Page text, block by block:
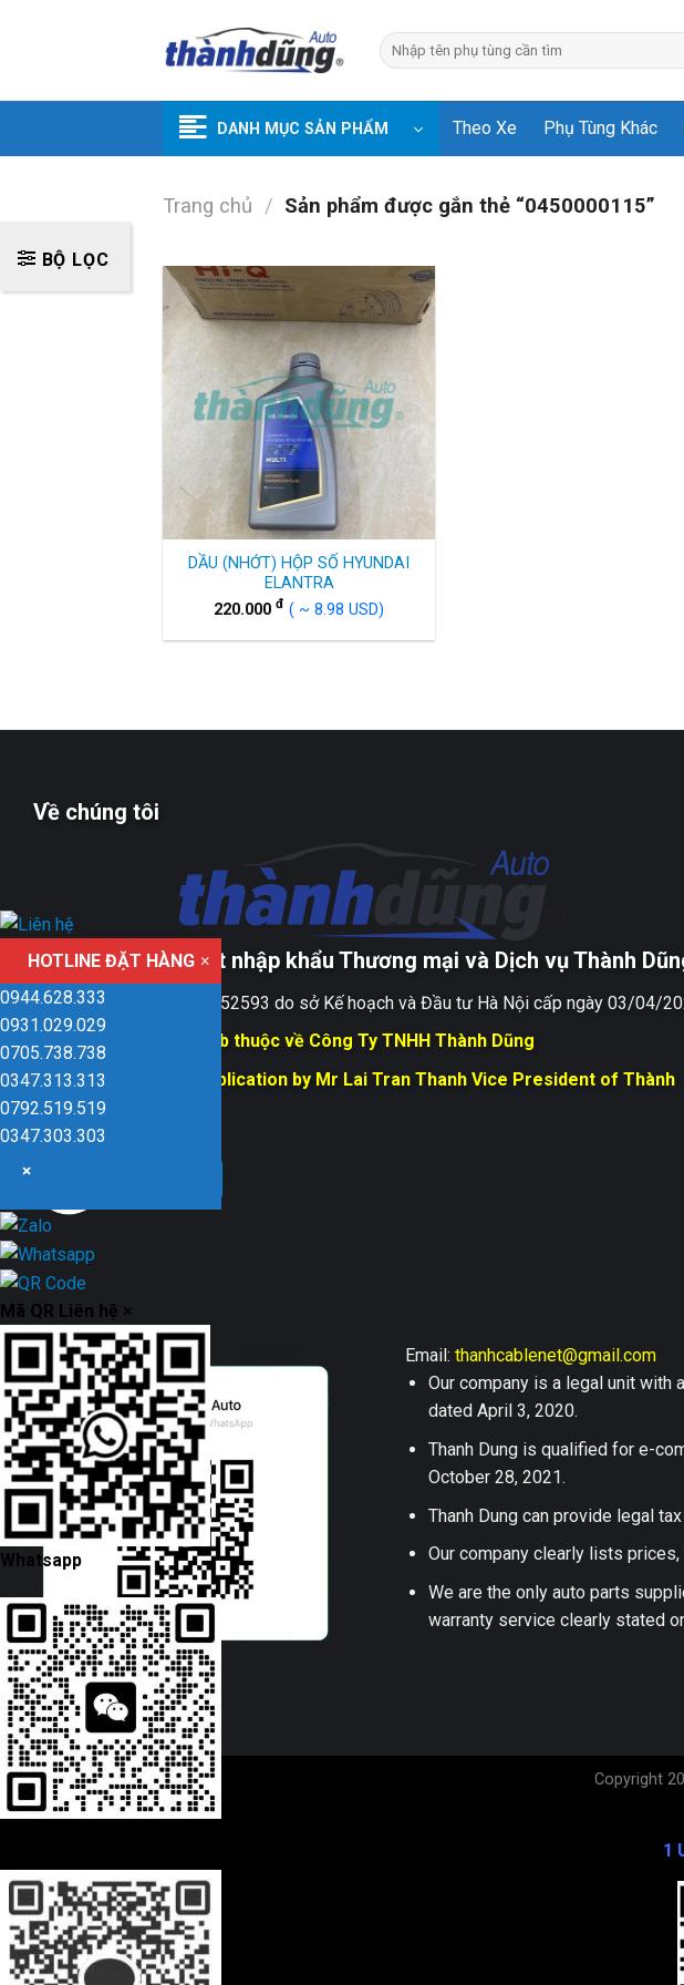
Tìm
kiếm:
DANH MỤC SẢN PHẨM Theo Xe Phụ Tùng Khác
Trang chủ / Sản phẩm được gắn thẻ “0450000115”
BỘ LỌC
DẦU (NHỚT) HỘP SỐ HYUNDAI
ELANTRA
220.000 đ ( ~ 8.98 USD)
Về chúng tôi
Công ty TNHH xuất nhập khẩu Thương mại và Dịch vụ Thành
Giấy ĐKKD số 0109152593 do sở Kế hoạch và Đầu tư Hà Nội cấp ngày 03/04/
Bản quyền trang web thuộc về Công Ty TNHH Thành Dũng
Responsible for Publication by Mr Lai Tran Thanh Vice President of Thành
Dũng company
Email: thanhcablenet@gmail.com
Our company is a legal unit
dated April 3, 2020.
Thanh Dung is qualified for e-
October 28, 2021.
Thanh Dung can provide legal
Our company clearly lists
We are the only auto parts
warranty service clearly stated
Copyright
HOTLINE ĐẶT HÀNG ×
0944.628.333
0931.029.029
0705.738.738
0347.313.313
0792.519.519
0347.303.303
×
Mã QR Liên hệ ×
Whatsapp
1